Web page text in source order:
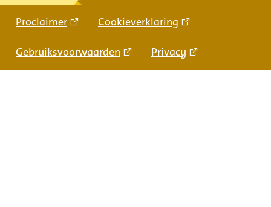
Proclaimer Cookieverklaring
Gebruiksvoorwaarden Privacy